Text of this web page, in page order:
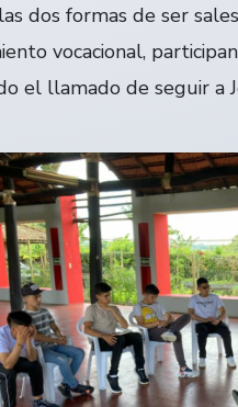
dos formas de ser
vocacional,
el llamado de seguir a